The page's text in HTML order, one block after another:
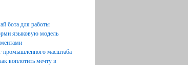
бота для работы
языковую модель
промышленного масштаба
воплотить мечту в